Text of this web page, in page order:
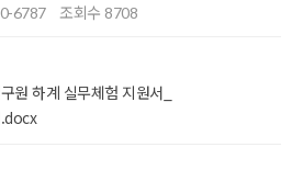
6787 조회수 8708
원 하계 실무체험 지원서_